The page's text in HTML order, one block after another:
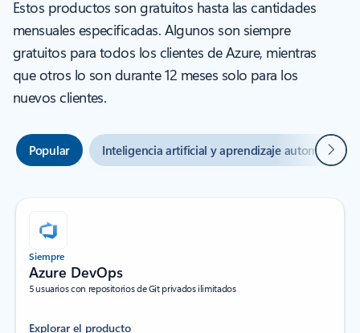
Estos productos son gratuitos hasta las cantidades
mensuales especificadas. Algunos son siempre
gratuitos para todos los clientes de Azure, mientras
que otros lo son durante 12 meses solo para los
nuevos clientes.
Popular Inteligencia artificial y aprendizaje automático
Siempre
Azure DevOps
5 usuarios con repositorios de Git privados ilimitados
Explorar el producto